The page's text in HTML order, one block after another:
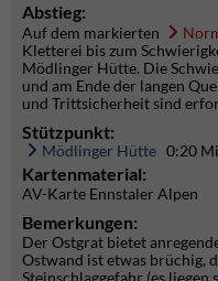
Abstieg:
Auf dem markierten
Kletterei bis zum
Mödlinger Hütte. Die
und am Ende der langen
und Trittsicherheit sind
Stützpunkt:
Mödlinger Hütte 0:20
Kartenmaterial:
AV-Karte Ennstaler Alpen
Bemerkungen:
Der Ostgrat bietet
Ostwand ist etwas brüchig,
Steinschlaggefahr (es liegen